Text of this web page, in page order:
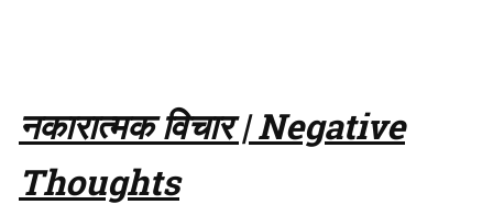
नकारात्मक विचार | Negative
Thoughts